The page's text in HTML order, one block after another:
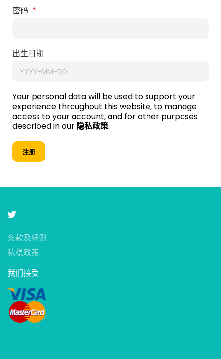
密码 *
出生日期
Your personal data will be used to support your
experience throughout this website, to manage
access to your account, and for other purposes
described in our 隐私政策.
注册
条款及细则
私稳政策
我们接受